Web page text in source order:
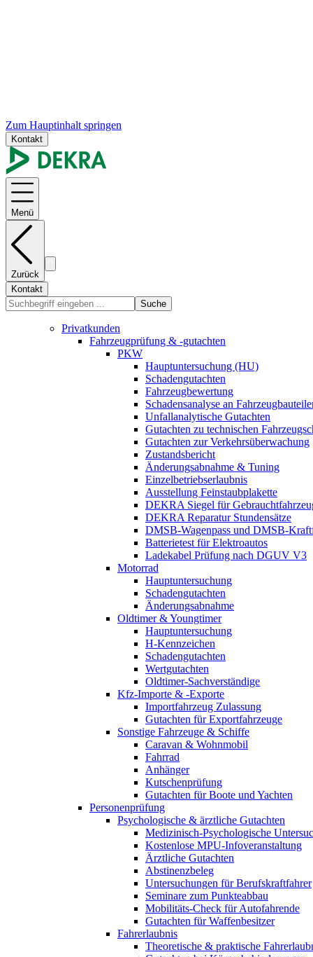
Zum Hauptinhalt springen
Kontakt
Menü
Zurück
Kontakt
Suche
Privatkunden
Fahrzeugprüfung & -gutachten
PKW
Hauptuntersuchung (HU)
Schadengutachten
Fahrzeugbewertung
Schadensanalyse an
Unfallanalytische Gutachten
Gutachten zu technischen
Gutachten zur Verkehrsüberwachung
Zustandsbericht
Änderungsabnahme & Tuning
Einzelbetriebserlaubnis
Ausstellung Feinstaubplakette
DEKRA Siegel für
DEKRA Reparatur Stundensätze
DMSB-Wagenpass und DMSB-
Batterietest für Elektroautos
Ladekabel Prüfung nach DGUV V3
Motorrad
Hauptuntersuchung
Schadengutachten
Änderungsabnahme
Oldtimer & Youngtimer
Hauptuntersuchung
H-Kennzeichen
Schadengutachten
Wertgutachten
Oldtimer-Sachverständige
Kfz-Importe & -Exporte
Importfahrzeug Zulassung
Gutachten für Exportfahrzeuge
Sonstige Fahrzeuge & Schiffe
Caravan & Wohnmobil
Fahrrad
Anhänger
Kutschenprüfung
Gutachten für Boote und Yachten
Personenprüfung
Psychologische & ärztliche Gutachten
Medizinisch-Psychologische
Kostenlose MPU-Infoveranstaltung
Ärztliche Gutachten
Abstinenzbeleg
Untersuchungen für Berufskraftfahrer
Seminare zum Punkteabbau
Mobilitäts-Check für Autofahrende
Gutachten für Waffenbesitzer
Fahrerlaubnis
Theoretische & praktische